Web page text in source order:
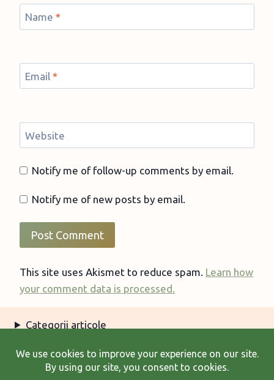
Name *
Email *
Website
Notify me of follow-up comments by email.
Notify me of new posts by email.
This site uses Akismet to reduce spam. Learn how
your comment data is processed.
Categorii articole
Arhiva articole